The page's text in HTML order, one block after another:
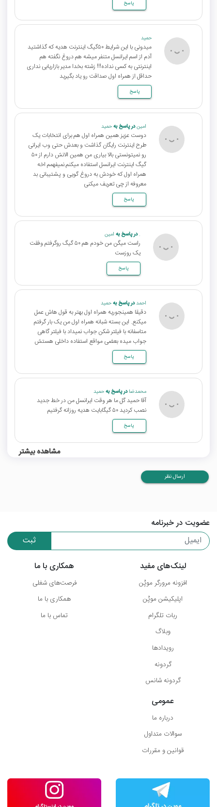
پاسخ
حمید
میدونی با این شرایط ۵۰گیگ اینترنت هدیه که گذاشتید
آدم از اسم ایرانسل متنفر میشه هم دروغ نگفته هم
اینترنتی به کسی نداده!!! زشته بخدا مدیر بازاریابی نداری
حداقل از همراه اول صداقت رو یاد بگیرید
پاسخ
امیندر پاسخ بهحمید
دوست عزیز.همین همراه اول هم برای انتخابات یک
طرح اینترنت رایگان گذاشت و بعدش حتی وب ایرانی
رو نمیتونستی بالا بیاری من همین الانش دارم از ۵۰
گیگ اینترنت ایرانسل استفاده میکنم.نمیفهمم اخه
همراه اول که خودش به دروغ گویی و پشتیبانی بد
معروفه از چی تعریف میکنی
پاسخ
.در پاسخ بهامین
راست میگن من خودم هم ۵۰ گیگ روگرفتم وفقت
یک روزست
پاسخ
احمددر پاسخ بهحمید
دقیقا همینجوریه همراه اول بهتر به قول هاش عمل
میکنع. این بسته شبانه همراه اول من یک بار گرفتم
متاسفانه با فیلتر شکن جواب نمیداد با فیلتر گاهی
جواب میده بعضی مواقع استفاده داخلی هستش
پاسخ
محمدضادر پاسخ بهحمید
آقا حمید گل ما هر وقت ایرانسل من در خط جدید
نصب کردید ۵۰ گیگابایت هدیه روزانه گرفتیم
پاسخ
مشاهده بیشتر
ارسال نظر
عضویت در خبرنامه
ثبت
لینک‌های مفید
افزونه مرورگر موپُن
اپلیکیشن موپُن
ربات تلگرام
وبلاگ
رویدادها
گردونه
گردونه شانس
همکاری با ما
فرصت‌های شغلی
همکاری با ما
تماس با ما
عمومی
درباره ما
سوالات متداول
قوانین و مقررات